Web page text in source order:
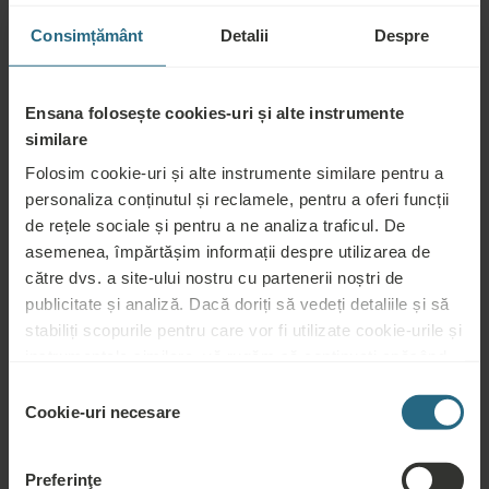
Consimțământ Detalii Despre
Ensana folosește cookies-uri și alte instrumente
similare
Folosim cookie-uri și alte instrumente similare pentru a
personaliza conținutul și reclamele, pentru a oferi funcții
de rețele sociale și pentru a ne analiza traficul. De
asemenea, împărtășim informații despre utilizarea de
către dvs. a site-ului nostru cu partenerii noștri de
publicitate și analiză. Dacă doriți să vedeți detaliile și să
stabiliți scopurile pentru care vor fi utilizate cookie-urile și
clienți, continuați cu butonul „Activați tot”.
consimțământului
Cookie-uri necesare
Preferinţe
Duș sau cadă
Un lavoar
WC în baie
Oglindă cosmetică
Toalete gratuite
Halat de baie